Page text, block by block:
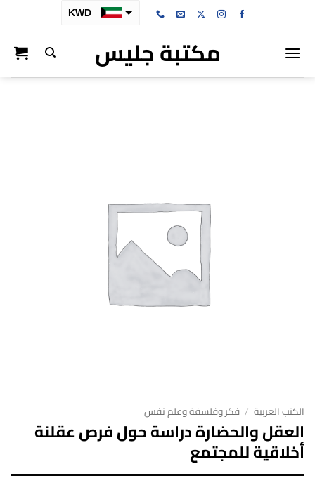
KWD
مكتبة جليس
الكتب العربية / فكر وفلسفة وعلم نفس
العقل والحضارة دراسة حول فرص عقلنة
أخلاقية للمجتمع